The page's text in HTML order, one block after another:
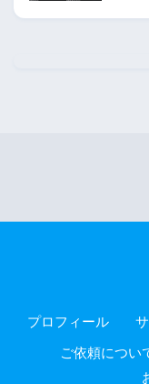
プロフィール
ご依頼につい